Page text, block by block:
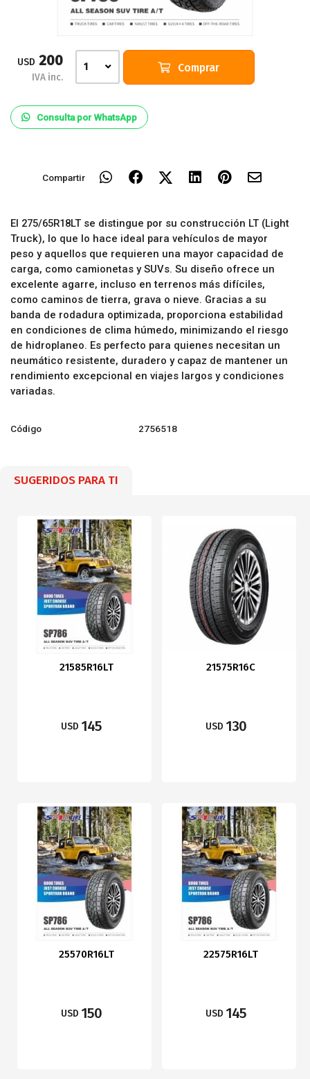
USD 200
IVA inc.
1 Comprar
Consulta por WhatsApp
Compartir
El 275/65R18LT se distingue por su construcción LT (Light
Truck), lo que lo hace ideal para vehículos de mayor
peso y aquellos que requieren una mayor capacidad de
carga, como camionetas y SUVs. Su diseño ofrece un
excelente agarre, incluso en terrenos más difíciles,
como caminos de tierra, grava o nieve. Gracias a su
banda de rodadura optimizada, proporciona estabilidad
en condiciones de clima húmedo, minimizando el riesgo
de hidroplaneo. Es perfecto para quienes necesitan un
neumático resistente, duradero y capaz de mantener un
rendimiento excepcional en viajes largos y condiciones
variadas.
Código 2756518
SUGERIDOS PARA TI
21585R16LT
USD 145
21575R16C
USD 130
25570R16LT
USD 150
22575R16LT
USD 145